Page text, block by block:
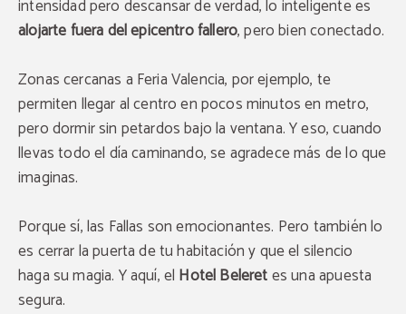
intensidad pero descansar de verdad, lo inteligente es
alojarte fuera del epicentro fallero, pero bien conectado.
Zonas cercanas a Feria Valencia, por ejemplo, te
permiten llegar al centro en pocos minutos en metro,
pero dormir sin petardos bajo la ventana. Y eso, cuando
llevas todo el día caminando, se agradece más de lo que
imaginas.
Porque sí, las Fallas son emocionantes. Pero también lo
es cerrar la puerta de tu habitación y que el silencio
haga su magia. Y aquí, el Hotel Beleretes una apuesta
segura.